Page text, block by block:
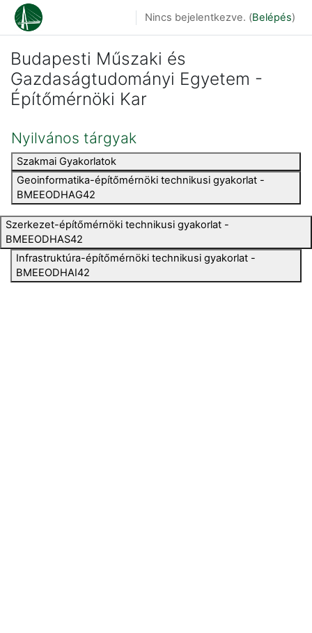
Tovább a fő tartalomhoz
Nincs bejelentkezve. (Belépés)
Budapesti Műszaki és
Gazdaságtudományi Egyetem -
Építőmérnöki Kar
Nyilvános tárgyak
Szakmai Gyakorlatok
Geoinformatika-építőmérnöki technikusi gyakorlat -
BMEEODHAG42
Szerkezet-építőmérnöki technikusi gyakorlat -
BMEEODHAS42
Infrastruktúra-építőmérnöki technikusi gyakorlat -
BMEEODHAI42